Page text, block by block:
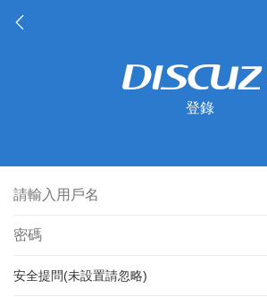
登錄
安全提問(未設置請忽略)